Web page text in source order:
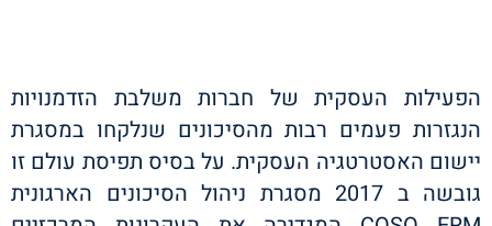
הפעילות העסקית של חברות משלבת הזדמנויות
הנגזרות פעמים רבות מהסיכונים שנלקחו במסגרת
יישום האסטרטגיה העסקית. על בסיס תפיסת עולם זו
גובשה ב 2017 מסגרת ניהול הסיכונים הארגונית